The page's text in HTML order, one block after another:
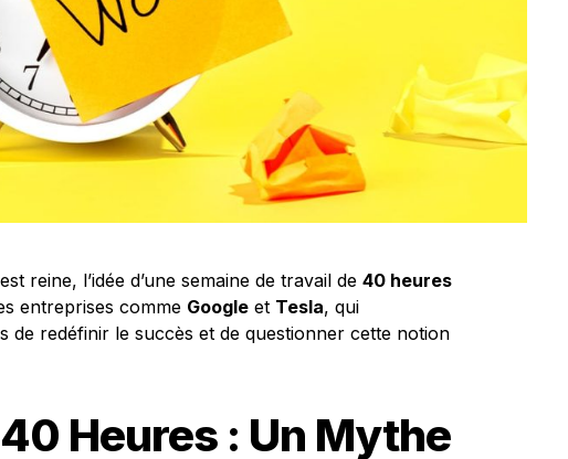
reine, l’idée d’une semaine de travail de 40 heures
entreprises comme Google et Tesla, qui
de redéfinir le succès et de questionner cette notion
Heures : Un Mythe